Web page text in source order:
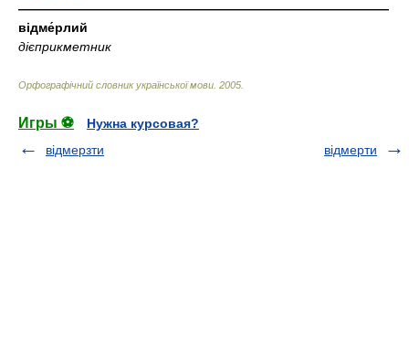
—————————————————————————————
відме́рлий
дієприкметник
Орфографічний словник української мови 2005
Игры ⚽
Нужна курсовая?
відмерзти
відмерти